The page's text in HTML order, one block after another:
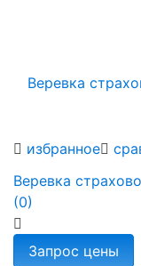
избранное
Веревка
(0)